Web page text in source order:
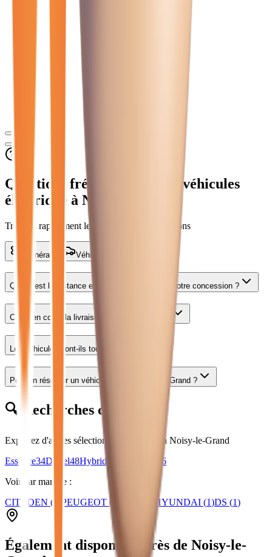
Questions fréquentes sur les véhicules
électrique à Noisy-le-Grand
Trouvez rapidement les réponses à vos questions
Général Véhicules
Quelle est la distance entre et votre concession ?
Combien coûte la livraison à Noisy-le-Grand ?
Les véhicules sont-ils tous garantis ?
Peut-on réserver un véhicule depuis Noisy-le-Grand ?
🔍 Recherches connexes
Explorez d'autres sélections de véhicules
à Noisy-le-Grand
Essence34Diesel48Hybride
6
Voir par marque :
CITROEN ( PEUGEOT ( HYUNDAI (1)DS (1)
Également disponible près de Noisy-le-